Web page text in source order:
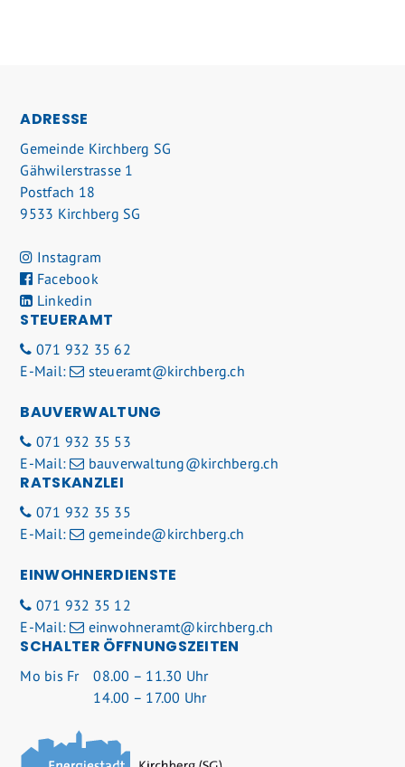
ADRESSE
Gemeinde Kirchberg SG
Gähwilerstrasse 1
Postfach 18
9533 Kirchberg SG
Instagram
Facebook
Linkedin
STEUERAMT
071 932 35 62
E-Mail:
steueramt@kirchberg.ch
BAUVERWALTUNG
071 932 35 53
E-Mail:
bauverwaltung@kirchberg.ch
RATSKANZLEI
071 932 35 35
E-Mail:
gemeinde@kirchberg.ch
EINWOHNERDIENSTE
071 932 35 12
E-Mail:
einwohneramt@kirchberg.ch
SCHALTER ÖFFNUNGSZEITEN
Mo bis Fr
08.00 – 11.30 Uhr
14.00 – 17.00 Uhr